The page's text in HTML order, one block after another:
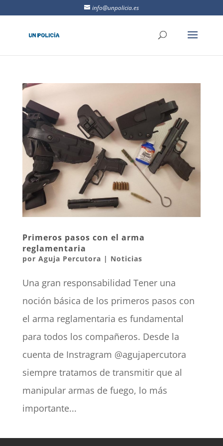
info@unpolicia.es
Primeros pasos con el arma
reglamentaria
por Aguja Percutora | Noticias
Una gran responsabilidad Tener una
noción básica de los primeros pasos con
el arma reglamentaria es fundamental
para todos los compañeros. Desde la
cuenta de Instragram @agujapercutora
siempre tratamos de transmitir que al
manipular armas de fuego, lo más
importante...